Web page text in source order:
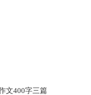
文400字三篇